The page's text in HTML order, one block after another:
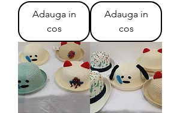
Adauga in
cos
Adauga in
cos